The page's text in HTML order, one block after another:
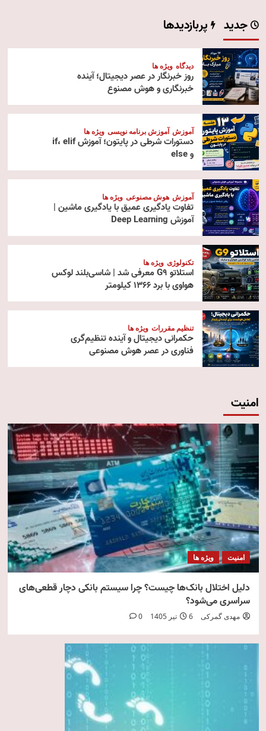
جدید پربازدیدها
دیدگاه ویژه ها
روز خبرنگار در عصر دیجیتال؛ آینده
خبرنگاری و هوش مصنوع
آموزش آموزش برنامه نویسی ویژه ها
دستورات شرطی در پایتون؛ آموزش if، elif
و else
آموزش هوش مصنوعی ویژه ها
تفاوت یادگیری عمیق با یادگیری ماشین |
آموزش Deep Learning
تکنولوژی ویژه ها
استلاتو G9 معرفی شد | شاسی‌بلند لوکس
هواوی با برد ۱۳۶۶ کیلومتر
تنظیم مقررات ویژه ها
حکمرانی دیجیتال و آینده تنظیم‌گری
فناوری در عصر هوش مصنوعی
امنیت
امنیت ویژه ها
دلیل اختلال بانک‌ها چیست؟ چرا سیستم بانکی دچار قطعی‌های
سراسری می‌شود؟
مهدی گمرکی 6 تیر 1405 0